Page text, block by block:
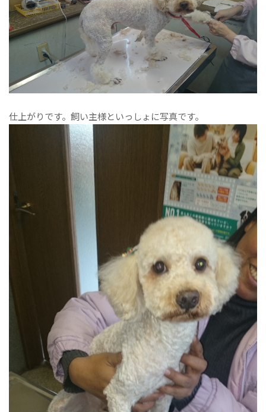
仕上がりです。飼い主様といっしょに写真です。